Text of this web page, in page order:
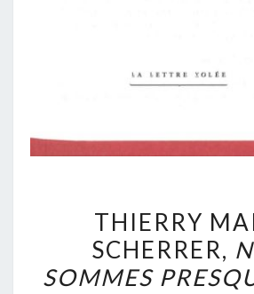
NOUS
THIERRY
SCHERRER,
SOMMES